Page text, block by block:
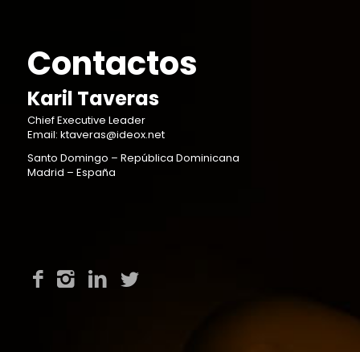
Contactos
Karil Taveras
Chief Executive Leader
Email: ktaveras@ideox.net
Santo Domingo – República Dominicana
Madrid – España